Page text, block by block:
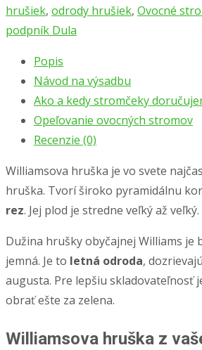
podpník
Dula
hrušiek, odrody hrušiek, Ovocné
podpník Dula
Popis
Návod na výsadbu
Ako a kedy stromčeky
Opeľovanie ovocných stromov
Recenzie (0)
Williamsova hruška je vo svete
hruška. Tvorí široko pyramidálnu
rez. Jej plod je stredne veľký až veľký.
Dužina hrušky obyčajnej Williams je
jemná. Je to letná odroda,
augusta. Pre lepšiu skladovateľnosť
obrať ešte za zelena.
Williamsova hruška z